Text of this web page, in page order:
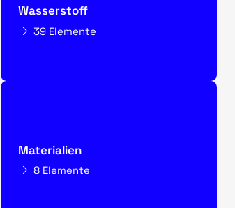
Wasserstoff
39 Elemente
Materialien
8 Elemente